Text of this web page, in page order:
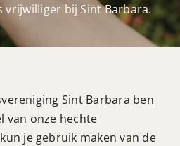
vrijwilliger bij Sint Barbara.
Sint Barbara ben
van onze hechte
je gebruik maken van de